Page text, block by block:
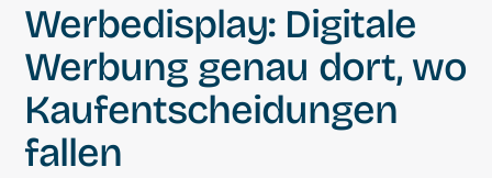
Werbedisplay: Digitale
Werbung genau dort, wo
Kaufentscheidungen
fallen